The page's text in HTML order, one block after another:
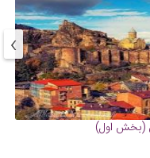
(بخش اول)
›